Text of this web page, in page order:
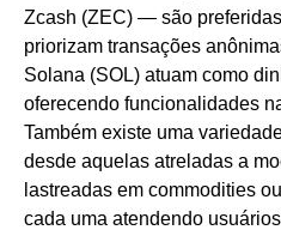
Zcash (ZEC) — são
priorizam transações
Solana (SOL) atuam como
oferecendo funcionalidades
Também existe uma
desde aquelas atreladas a
lastreadas em commodities
cada uma atendendo